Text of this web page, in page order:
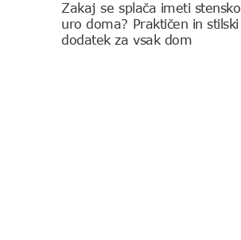
Zakaj se splača imeti stensko
uro doma? Praktičen in stilski
dodatek za vsak dom